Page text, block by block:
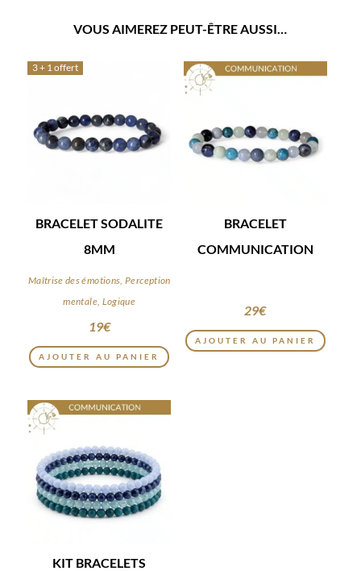
VOUS AIMEREZ PEUT-ÊTRE AUSSI…
3 + 1 offert
BRACELET SODALITE
8MM
Maîtrise des émotions, Perception
mentale, Logique
19€
AJOUTER AU PANIER
BRACELET
COMMUNICATION
29€
AJOUTER AU PANIER
KIT BRACELETS